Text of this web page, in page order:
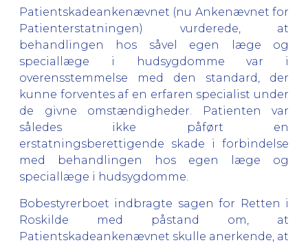
Patientskadeankenævnet (nu Ankenævnet for
Patienterstatningen) vurderede, at
behandlingen hos såvel egen læge og
speciallæge i hudsygdomme var i
overensstemmelse med den standard, der
kunne forventes af en erfaren specialist under
de givne omstændigheder. Patienten var
således ikke påført en
erstatningsberettigende skade i forbindelse
med behandlingen hos egen læge og
speciallæge i hudsygdomme.
Bobestyrerboet indbragte sagen for Retten i
Roskilde med påstand om, at
Patientskadeankenævnet skulle anerkende, at